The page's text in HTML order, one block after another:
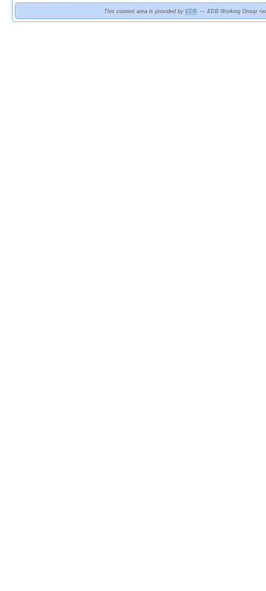
This content area is provided by EDB. --- EDB Working Group